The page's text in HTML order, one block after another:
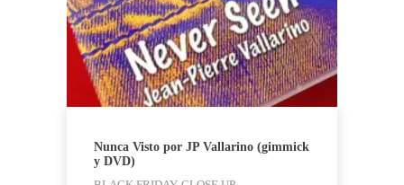
Nunca Visto por JP Vallarino (gimmick
y DVD)